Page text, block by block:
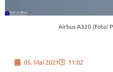
Airbus A320 (Foto:
05. Mai 2021 11:02